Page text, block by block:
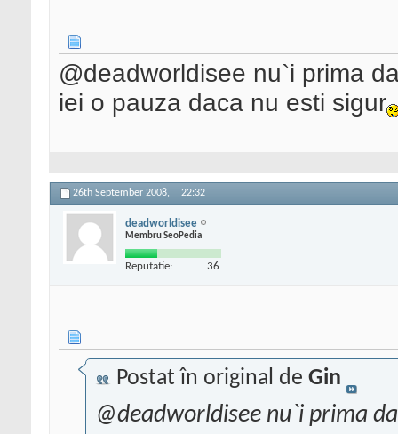
@deadworldisee nu`i prima
iei o pauza daca nu esti sigur
26th September 2008, 22:32
deadworldisee
Membru SeoPedia
Reputatie: 36
Postat în original de Gin
@deadworldisee nu`i prima